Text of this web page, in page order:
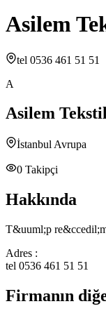
Asilem
tel 0536 461 51 51
A
Asilem
İstanbul Avrupa
0 Takipçi
Hakkında
T&uuml;p
Adres :
tel 0536 461 51 51
Firmanın